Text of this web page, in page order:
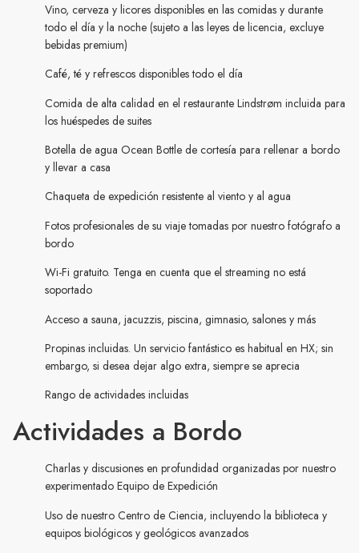
Vino, cerveza y licores disponibles en las comidas y durante
todo el día y la noche (sujeto a las leyes de licencia, excluye
bebidas premium)
Café, té y refrescos disponibles todo el día
Comida de alta calidad en el restaurante Lindstrøm incluida para
los huéspedes de suites
Botella de agua Ocean Bottle de cortesía para rellenar a bordo
y llevar a casa
Chaqueta de expedición resistente al viento y al agua
Fotos profesionales de su viaje tomadas por nuestro fotógrafo a
bordo
Wi-Fi gratuito. Tenga en cuenta que el streaming no está
soportado
Acceso a sauna, jacuzzis, piscina, gimnasio, salones y más
Propinas incluidas. Un servicio fantástico es habitual en HX; sin
embargo, si desea dejar algo extra, siempre se aprecia
Rango de actividades incluidas
Actividades a Bordo
Charlas y discusiones en profundidad organizadas por nuestro
experimentado Equipo de Expedición
Uso de nuestro Centro de Ciencia, incluyendo la biblioteca y
equipos biológicos y geológicos avanzados